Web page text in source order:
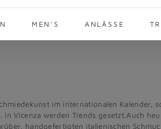
MEN’S ANLÄSSE
im internationalen Kalender,
Vicenza werden Trends gesetzt.Auch
handgefertigten italienischen